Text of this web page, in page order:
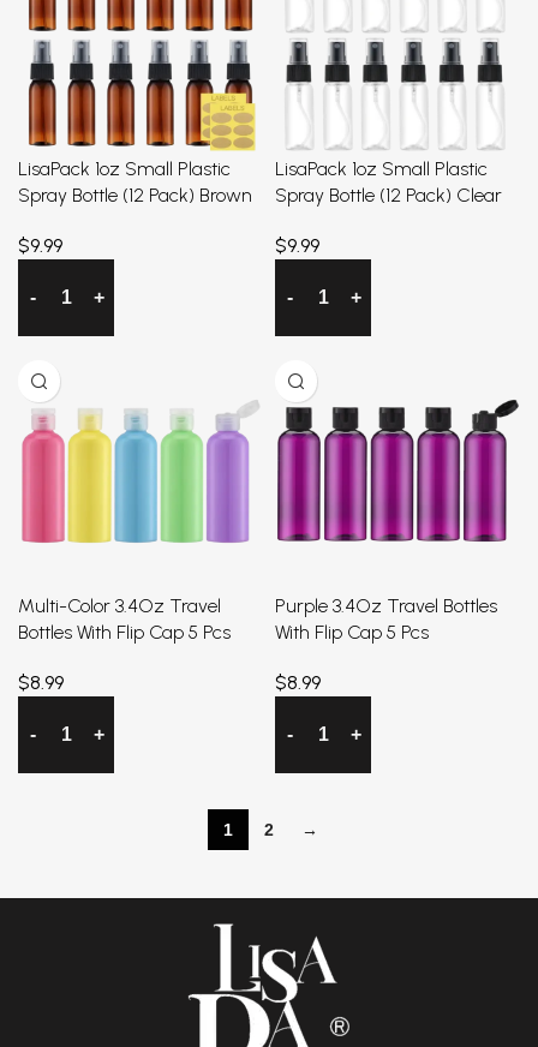
LisaPack 1oz Small Plastic
Spray Bottle (12 Pack) Brown
$9.99
LisaPack 1oz Small Plastic
Spray Bottle (12 Pack) Clear
$9.99
Multi-Color 3.4Oz Travel
Bottles With Flip Cap 5 Pcs
$8.99
Purple 3.4Oz Travel Bottles
With Flip Cap 5 Pcs
$8.99
1 2 →